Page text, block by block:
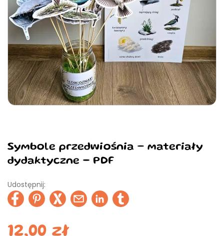
Symbole przedwiośnia – materiały
dydaktyczne - PDF
Udostępnij:
12,00zł